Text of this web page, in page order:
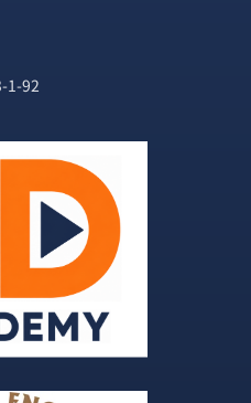
1-92